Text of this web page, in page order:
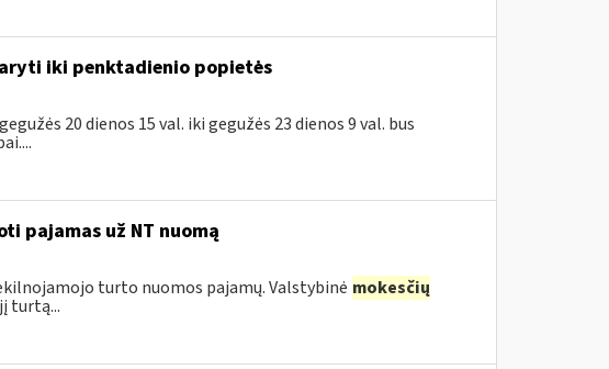
iki penktadienio popietės
20 dienos 15 val. iki gegužės 23 dienos 9 val. bus
pajamas už NT nuomą
turto nuomos pajamų. Valstybinė mokesčių
turtą...